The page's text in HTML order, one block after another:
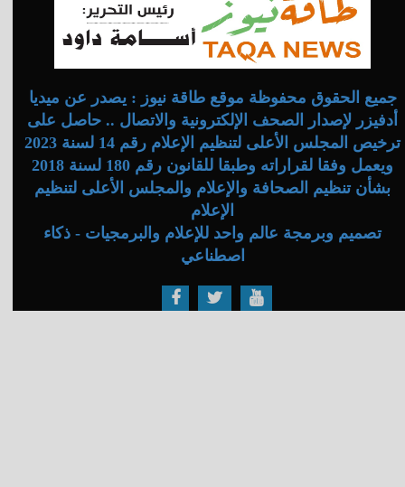
جميع الحقوق محفوظة موقع طاقة نيوز : يصدر عن ميديا
أدفيزر لإصدار الصحف الإلكترونية والاتصال .. حاصل على
ترخيص المجلس الأعلى لتنظيم الإعلام رقم 14 لسنة 2023
ويعمل وفقا لقراراته وطبقا للقانون رقم 180 لسنة 2018
بشأن تنظيم الصحافة والإعلام والمجلس الأعلى لتنظيم
الإعلام
تصميم وبرمجة عالم واحد للإعلام والبرمجيات - ذكاء
اصطناعي